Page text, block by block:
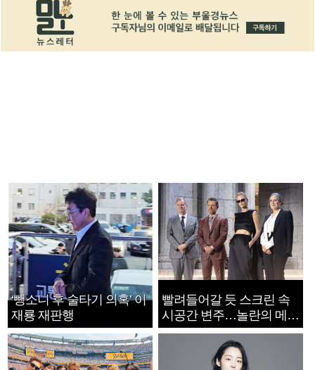
‘뺑소니 후 술타기 의혹’ 이
재룡 재판행
빨려들어갈 듯 스크린 속
시공간 변주…놀란의 메시
지는 ‘전쟁 속죄’